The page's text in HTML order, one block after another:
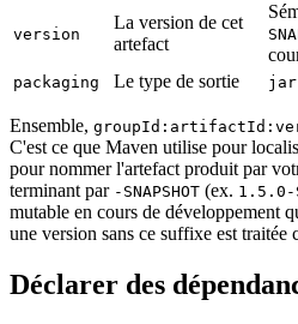
version
La version de cet
artefact
packaging Le type de sortie jar
Ensemble,
C'est ce que Maven utilise pour
pour nommer l'artefact produit par
terminant par -SNAPSHOT (ex. 1.5.0-
mutable en cours de développement
une version sans ce suffixe est traitée
Déclarer des